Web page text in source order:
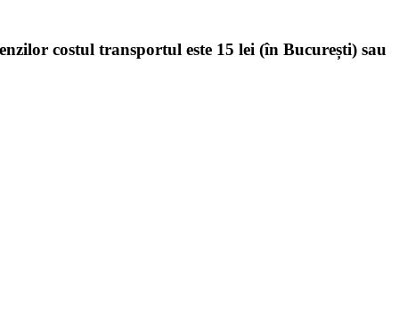
costul transportul este 15 lei (în București) sau